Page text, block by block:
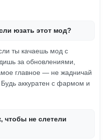
юзать этот мод?
ты качаешь мод с
за обновлениями,
главное — не жадничай
аккуратен с фармом и
чтобы не слетели